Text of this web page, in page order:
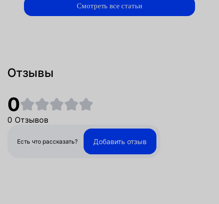
Смотреть все статьи
Отзывы
0
0 Отзывов
Есть что рассказать? Добавить отзыв